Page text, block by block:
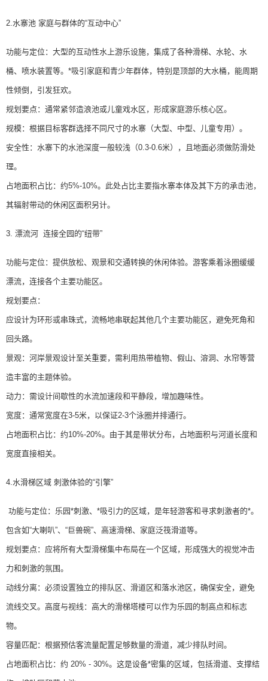
2.水寨池 家庭与群体的“互动中心”
功能与定位：大型的互动性水上游乐设施，集成了各种滑梯、水轮、水
桶、喷水装置等。*吸引家庭和青少年群体，特别是顶部的大水桶，能周期
性倾倒，引发狂欢。
规划要点：通常紧邻造浪池或儿童戏水区，形成家庭游乐核心区。
规模：根据目标客群选择不同尺寸的水寨（大型、中型、儿童专用）。
安全性：水寨下的水池深度一般较浅（0.3-0.6米），且地面必须做防滑处
理。
占地面积占比：约5%-10%。此处占比主要指水寨本体及其下方的承击池，
其辐射带动的休闲区面积另计。
3. 漂流河 连接全园的“纽带”
功能与定位：提供放松、观景和交通转换的休闲体验。游客乘着泳圈缓缓
漂流，连接各个主要功能区。
规划要点：
应设计为环形或串珠式，流畅地串联起其他几个主要功能区，避免死角和
回头路。
景观：河岸景观设计至关重要，需利用热带植物、假山、溶洞、水帘等营
造丰富的主题体验。
动力：需设计间歇性的水流加速段和平静段，增加趣味性。
宽度：通常宽度在3-5米，以保证2-3个泳圈并排通行。
占地面积占比：约10%-20%。由于其是带状分布，占地面积与河道长度和
宽度直接相关。
4.水滑梯区域 刺激体验的“引擎”
功能与定位：乐园*刺激、*吸引力的区域，是年轻游客和寻求刺激者的*。
包含如“大喇叭”、“巨兽碗”、高速滑梯、家庭泛筏滑道等。
规划要点：应将所有大型滑梯集中布局在一个区域，形成强大的视觉冲击
力和刺激的氛围。
动线分离：必须设置独立的排队区、滑道区和落水池区，确保安全，避免
流线交叉。高度与视线：高大的滑梯塔楼可以作为乐园的制高点和标志
物。
容量匹配：根据预估客流量配置足够数量的滑道，减少排队时间。
占地面积占比：约 20% - 30%。这是设备*密集的区域，包括滑道、支撑结